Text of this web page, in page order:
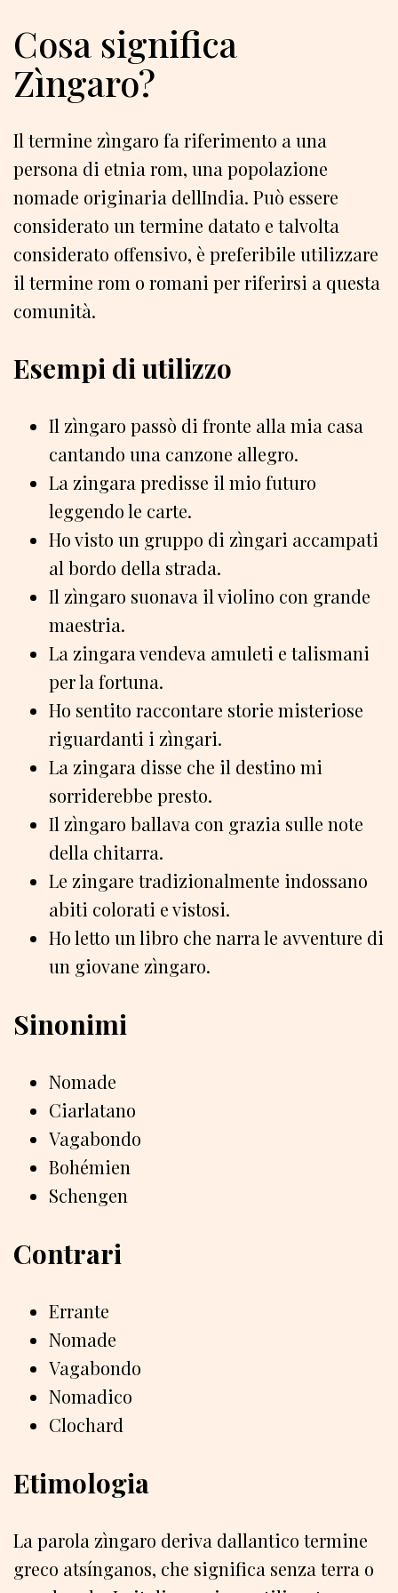
Cosa significa
Zìngaro?
Il termine zìngaro fa riferimento a una
persona di etnia rom, una popolazione
nomade originaria dellIndia. Può essere
considerato un termine datato e talvolta
considerato offensivo, è preferibile utilizzare
il termine rom o romani per riferirsi a questa
comunità.
Esempi di utilizzo
Il zìngaro passò di fronte alla mia casa
cantando una canzone allegro.
La zingara predisse il mio futuro
leggendo le carte.
Ho visto un gruppo di zìngari accampati
al bordo della strada.
Il zìngaro suonava il violino con grande
maestria.
La zingara vendeva amuleti e talismani
per la fortuna.
Ho sentito raccontare storie misteriose
riguardanti i zìngari.
La zingara disse che il destino mi
sorriderebbe presto.
Il zìngaro ballava con grazia sulle note
della chitarra.
Le zingare tradizionalmente indossano
abiti colorati e vistosi.
Ho letto un libro che narra le avventure di
un giovane zìngaro.
Sinonimi
Nomade
Ciarlatano
Vagabondo
Bohémien
Schengen
Contrari
Errante
Nomade
Vagabondo
Nomadico
Clochard
Etimologia
La parola zìngaro deriva dallantico termine
greco atsínganos, che significa senza terra o